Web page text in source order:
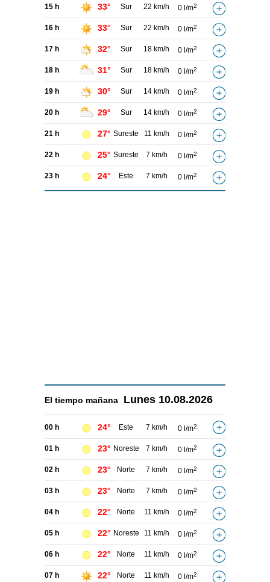
15 h 33° Sur 22 km/h 0 l/m2
16 h 33° Sur 22 km/h 0 l/m2
17 h 32° Sur 18 km/h 0 l/m2
18 h 31° Sur 18 km/h 0 l/m2
19 h 30° Sur 14 km/h 0 l/m2
20 h 29° Sur 14 km/h 0 l/m2
21 h 27° Sureste 11 km/h 0 l/m2
22 h 25° Sureste 7 km/h 0 l/m2
23 h 24° Este 7 km/h 0 l/m2
El tiempo mañana Lunes 10.08.2026
00 h 24° Este 7 km/h 0 l/m2
01 h 23° Noreste 7 km/h 0 l/m2
02 h 23° Norte 7 km/h 0 l/m2
03 h 23° Norte 7 km/h 0 l/m2
04 h 22° Norte 11 km/h 0 l/m2
05 h 22° Noreste 11 km/h 0 l/m2
06 h 22° Norte 11 km/h 0 l/m2
07 h 22° Norte 11 km/h 0 l/m2